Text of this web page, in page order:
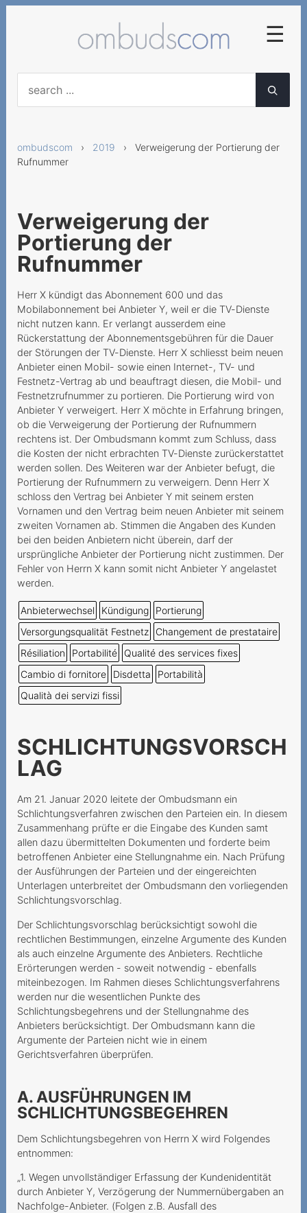
ombudscom › 2019 › Verweigerung der Portierung der
Rufnummer
Verweigerung der
Portierung der
Rufnummer
Herr X kündigt das Abonnement 600 und das
Mobilabonnement bei Anbieter Y, weil er die TV-Dienste
nicht nutzen kann. Er verlangt ausserdem eine
Rückerstattung der Abonnementsgebühren für die Dauer
der Störungen der TV-Dienste. Herr X schliesst beim neuen
Anbieter einen Mobil- sowie einen Internet-, TV- und
Festnetz-Vertrag ab und beauftragt diesen, die Mobil- und
Festnetzrufnummer zu portieren. Die Portierung wird von
Anbieter Y verweigert. Herr X möchte in Erfahrung bringen,
ob die Verweigerung der Portierung der Rufnummern
rechtens ist. Der Ombudsmann kommt zum Schluss, dass
die Kosten der nicht erbrachten TV-Dienste zurückerstattet
werden sollen. Des Weiteren war der Anbieter befugt, die
Portierung der Rufnummern zu verweigern. Denn Herr X
schloss den Vertrag bei Anbieter Y mit seinem ersten
Vornamen und den Vertrag beim neuen Anbieter mit seinem
zweiten Vornamen ab. Stimmen die Angaben des Kunden
bei den beiden Anbietern nicht überein, darf der
ursprüngliche Anbieter der Portierung nicht zustimmen. Der
Fehler von Herrn X kann somit nicht Anbieter Y angelastet
werden.
Anbieterwechsel Kündigung
Portierung
Versorgungsqualität Festnetz
Changement de prestataire
Résiliation
Portabilité
Qualité des services fixes
Cambio di fornitore
Disdetta
Portabilità
Qualità dei servizi fissi
SCHLICHTUNGSVORSCH
LAG
Am 21. Januar 2020 leitete der Ombudsmann ein
Schlichtungsverfahren zwischen den Parteien ein. In diesem
Zusammenhang prüfte er die Eingabe des Kunden samt
allen dazu übermittelten Dokumenten und forderte beim
betroffenen Anbieter eine Stellungnahme ein. Nach Prüfung
der Ausführungen der Parteien und der eingereichten
Unterlagen unterbreitet der Ombudsmann den vorliegenden
Schlichtungsvorschlag.
Der Schlichtungsvorschlag berücksichtigt sowohl die
rechtlichen Bestimmungen, einzelne Argumente des Kunden
als auch einzelne Argumente des Anbieters. Rechtliche
Erörterungen werden - soweit notwendig - ebenfalls
miteinbezogen. Im Rahmen dieses Schlichtungsverfahrens
werden nur die wesentlichen Punkte des
Schlichtungsbegehrens und der Stellungnahme des
Anbieters berücksichtigt. Der Ombudsmann kann die
Argumente der Parteien nicht wie in einem
Gerichtsverfahren überprüfen.
A. AUSFÜHRUNGEN IM
SCHLICHTUNGSBEGEHREN
Dem Schlichtungsbegehren von Herrn X wird Folgendes
entnommen:
„1. Wegen unvollständiger Erfassung der Kundenidentität
durch Anbieter Y, Verzögerung der Nummernübergaben an
Nachfolge-Anbieter. (Folgen z.B. Ausfall des
☰
Frühzeitige
Vertragliche Vereinbarung
Falsche Lieferung von
Mobilgeräten
Neue AGB für
Geschäftskunden nicht
Auszahlung von
Restguthaben einer
Prepaidkarte
An Mindestvertragsdauer
gebundenes Geschenk
Résiliation par le prestataire
d'un numéro Prepaid
inutilisé
Fragliche Deaktivierung
einer Prepaid-Nummer
Prestataire inatteignable
Wegzug ins Ausland als
wichtiger Grund
Zahlungsverzugs
Incertezze al momento
della stipula del contratto
Une demande de portage
qui annule la résiliation
auparavant
Vertragsänderung bei
Mindestvertragsdauer
Laufzeitübereinstimmung
Rabatt und
Mindestvertragdauer
Keine Aufklärung über
Widerrufsrecht
Widerrufsrecht beim
telefonischen
Vertragsschluss
Le colis volé
Une option Roaming
imaginaire
Rückabwicklung des
Kaufvertrags aufgrund
Urteilsunfähigkeit
Unrechtmässiger
Halterwechsel nach
Portierung
Appels internationaux
Haftung bei
Paketzusendung